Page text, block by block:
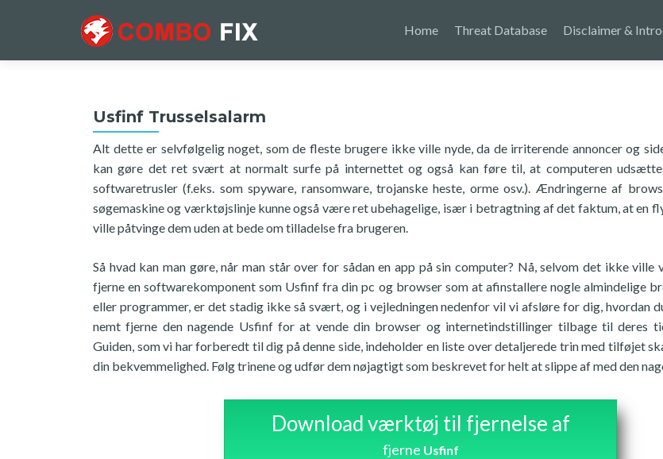
Home Threat Database Disclaimer &
Usfinf Trusselsalarm
Alt dette er selvfølgelig noget, som de fleste brugere ikke ville nyde, da de irriterende annoncer og
kan gøre det ret svært at normalt surfe på internettet og også kan føre til, at computeren
softwaretrusler (f.eks. som spyware, ransomware, trojanske heste, orme osv.). Ændringerne af
søgemaskine og værktøjslinje kunne også være ret ubehagelige, især i betragtning af det faktum, at en
ville påtvinge dem uden at bede om tilladelse fra brugeren.
Så hvad kan man gøre, når man står over for sådan en app på sin computer? Nå, selvom det ikke ville
fjerne en softwarekomponent som Usfinf fra din pc og browser som at afinstallere nogle almindelige
eller programmer, er det stadig ikke så svært, og i vejledningen nedenfor vil vi afsløre for dig, hvordan
nemt fjerne den nagende Usfinf for at vende din browser og internetindstillinger tilbage til deres
Guiden, som vi har forberedt til dig på denne side, indeholder en liste over detaljerede trin med tilføjet
din bekvemmelighed. Følg trinene og udfør dem nøjagtigt som beskrevet for helt at slippe af med den
Download værktøj til fjernelse af
fjerne Usfinf